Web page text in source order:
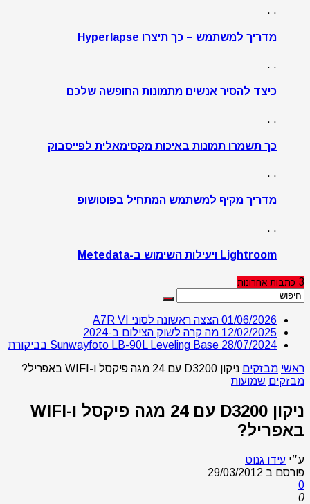
. .
מדריך למשתמש – כך תיצרו Hyperlapse
. .
כיצד להסיר אנשים מתמונות החופשה שלכם
. .
כך תשמרו תמונות באיכות מקסימאלית לפייסבוק
. .
מדריך מקיף למשתמש המתחיל בפוטושופ
. .
Lightroom ויעילות השימוש ב-Metedata
3 כתבות אחרונות
01/06/2026 הצצה ראשונה לסוני A7R VI
12/02/2025 מה קרה לשוק הצילום ב-2024
28/07/2024 Sunwayfoto LB-90L Leveling Base בביקורת
ראשי מבזקים ניקון D3200 עם 24 מגה פיקסל ו-WIFI באפריל?
מבזקים שמועות
ניקון D3200 עם 24 מגה פיקסל ו-WIFI
באפריל?
ע״י עידו גנוט
פורסם ב 29/03/2012
0
0